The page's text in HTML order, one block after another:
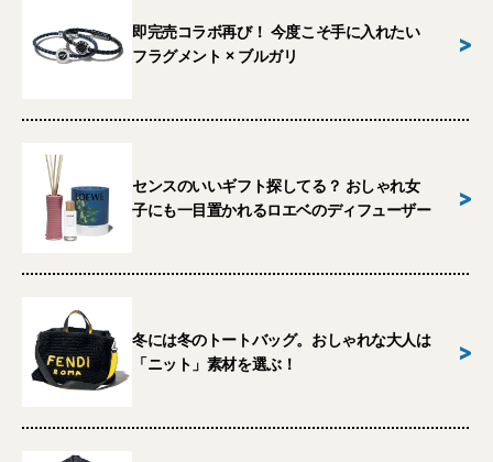
即完売コラボ再び！ 今度こそ手に入れたい
フラグメント × ブルガリ
>
センスのいいギフト探してる？ おしゃれ女
子にも一目置かれるロエベのディフューザー
>
冬には冬のトートバッグ。おしゃれな大人は
「ニット」素材を選ぶ！
>